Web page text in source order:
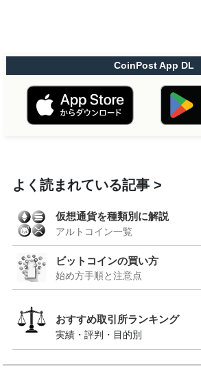
CoinPost App DL
よく読まれている記事
仮想通貨を種類別に解説
アルトコイン一覧
ビットコインの買い方
始め方手順と注意点
おすすめ取引所ランキング
実績・評判・目的別